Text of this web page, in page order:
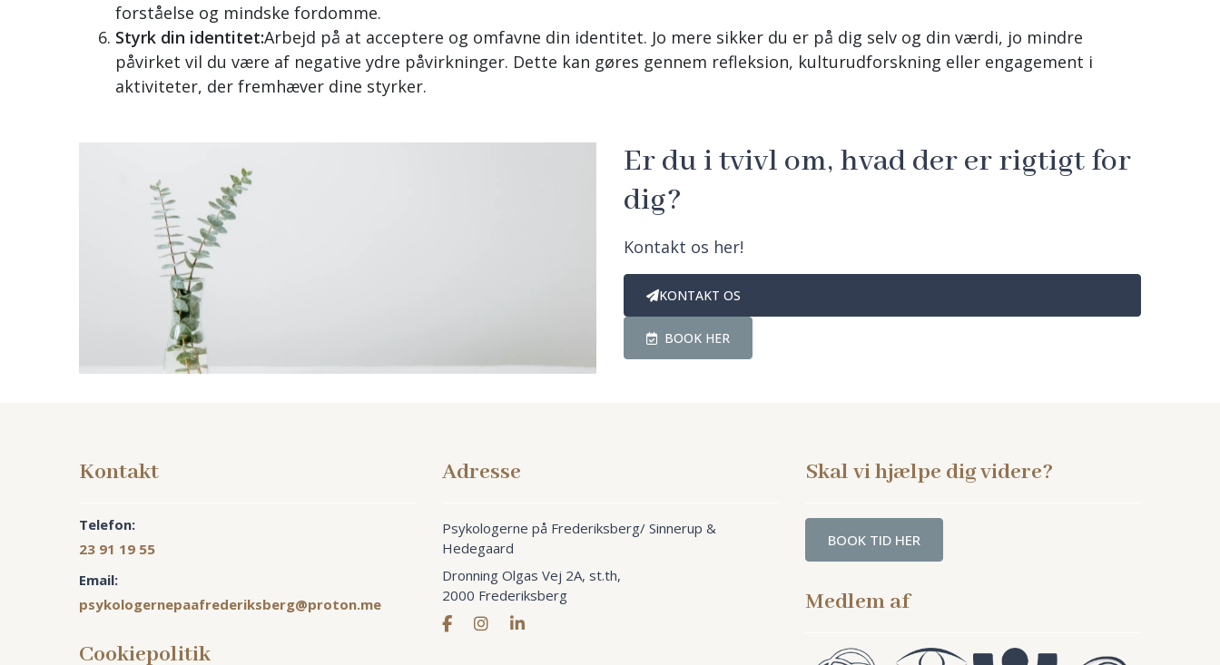
forståelse og mindske fordomme.
Styrk din identitet:Arbejd på at acceptere og omfavne din identitet. Jo mere sikker du er på dig selv og din værdi, jo mindre
påvirket vil du være af negative ydre påvirkninger. Dette kan gøres gennem refleksion, kulturudforskning eller engagement i
aktiviteter, der fremhæver dine styrker.
Er du i tvivl om, hvad der er rigtigt for
dig?
Kontakt os her!
KONTAKT OS
BOOK HER
Kontakt
Telefon:
23 91 19 55
Email:
psykologernepaafrederiksberg@proton.me
Cookiepolitik
Adresse
Psykologerne på Frederiksberg/ Sinnerup &
Hedegaard
Dronning Olgas Vej 2A, st.th,
2000 Frederiksberg
Skal vi hjælpe dig videre?
BOOK TID HER
Medlem af